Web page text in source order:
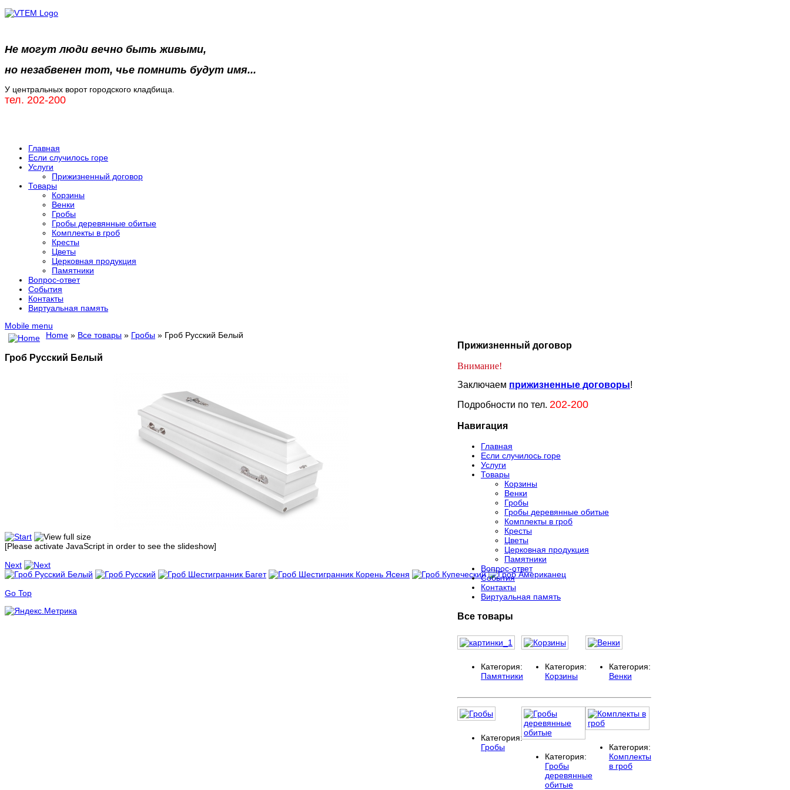
Не могут люди вечно быть живыми,
но незабвенен тот, чье помнить будут имя...
У центральных ворот городского кладбища.
тел. 202-200
Главная
Если случилось горе
Услуги
Прижизненный договор
Товары
Корзины
Венки
Гробы
Гробы деревянные обитые
Комплекты в гроб
Кресты
Цветы
Церковная продукция
Памятники
Вопрос-ответ
События
Контакты
Виртуальная память
Mobile menu
Home » Все товары » Гробы » Гроб Русский Белый
Гроб Русский Белый
[Please activate JavaScript in order to see the slideshow]
Next
Прижизненный договор
Внимание!
Заключаем прижизненные договоры!
Подробности по тел. 202-200
Навигация
Главная
Если случилось горе
Услуги
Товары
Корзины
Венки
Гробы
Гробы деревянные обитые
Комплекты в гроб
Кресты
Цветы
Церковная продукция
Памятники
Вопрос-ответ
События
Контакты
Виртуальная память
Все товары
Категория:
Памятники
Категория:
Корзины
Категория:
Венки
Категория:
Гробы
Категория:
Гробы
деревянные
обитые
Категория:
Комплекты
в гроб
Go Top